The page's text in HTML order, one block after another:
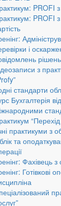
PROFI
PROFI
і
рішень
з
стандарти
Бухгалтерія
практикуми з
та
Фахівець з
Готівкові